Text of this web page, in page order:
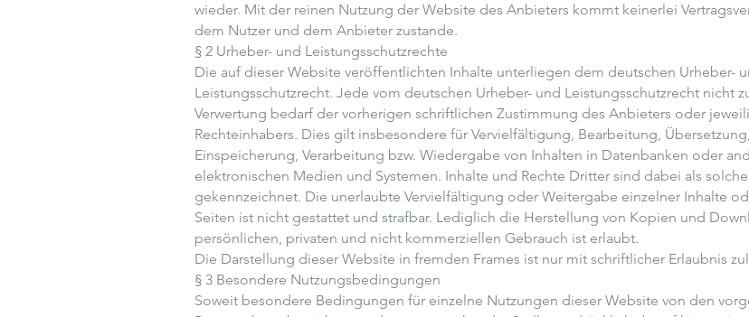
wieder. Mit der reinen Nutzung der Website des Anbieters kommt keinerlei
dem Nutzer und dem Anbieter zustande.
§ 2 Urheber- und Leistungsschutzrechte
Die auf dieser Website veröffentlichten Inhalte unterliegen dem deutschen Urheber-
Leistungsschutzrecht. Jede vom deutschen Urheber- und Leistungsschutzrecht nicht
Verwertung bedarf der vorherigen schriftlichen Zustimmung des Anbieters oder
Rechteinhabers. Dies gilt insbesondere für Vervielfältigung, Bearbeitung, Übersetzung,
Einspeicherung, Verarbeitung bzw. Wiedergabe von Inhalten in Datenbanken oder
elektronischen Medien und Systemen. Inhalte und Rechte Dritter sind dabei als solche
gekennzeichnet. Die unerlaubte Vervielfältigung oder Weitergabe einzelner Inhalte
Seiten ist nicht gestattet und strafbar. Lediglich die Herstellung von Kopien und
persönlichen, privaten und nicht kommerziellen Gebrauch ist erlaubt.
Die Darstellung dieser Website in fremden Frames ist nur mit schriftlicher Erlaubnis
§ 3 Besondere Nutzungsbedingungen
Soweit besondere Bedingungen für einzelne Nutzungen dieser Website von den